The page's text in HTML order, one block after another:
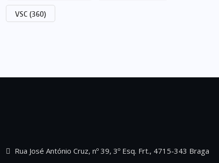
VSC (360)
Rua José António Cruz, nº 39, 3º Esq. Frt., 4715-343 Braga